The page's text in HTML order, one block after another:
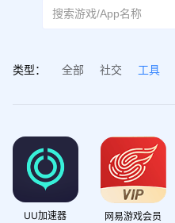
类型： 全部 社交 工具
UU加速器 网易游戏会员